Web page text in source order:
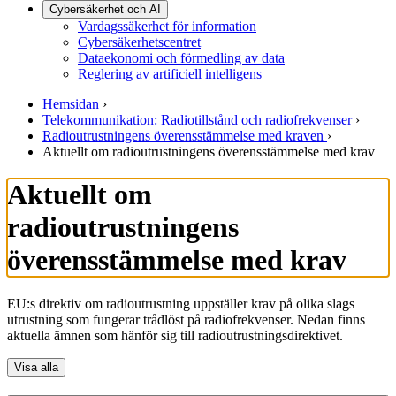
Cybersäkerhet och AI
Vardagssäkerhet för information
Cybersäkerhetscentret
Dataekonomi och förmedling av data
Reglering av artificiell intelligens
Hemsidan ›
Telekommunikation: Radiotillstånd och radiofrekvenser ›
Radioutrustningens överensstämmelse med kraven ›
Aktuellt om radioutrustningens överensstämmelse med krav
Aktuellt om
radioutrustningens
överensstämmelse med krav
EU:s direktiv om radioutrustning uppställer krav på olika slags
utrustning som fungerar trådlöst på radiofrekvenser. Nedan finns
aktuella ämnen som hänför sig till radioutrustningsdirektivet.
Visa alla